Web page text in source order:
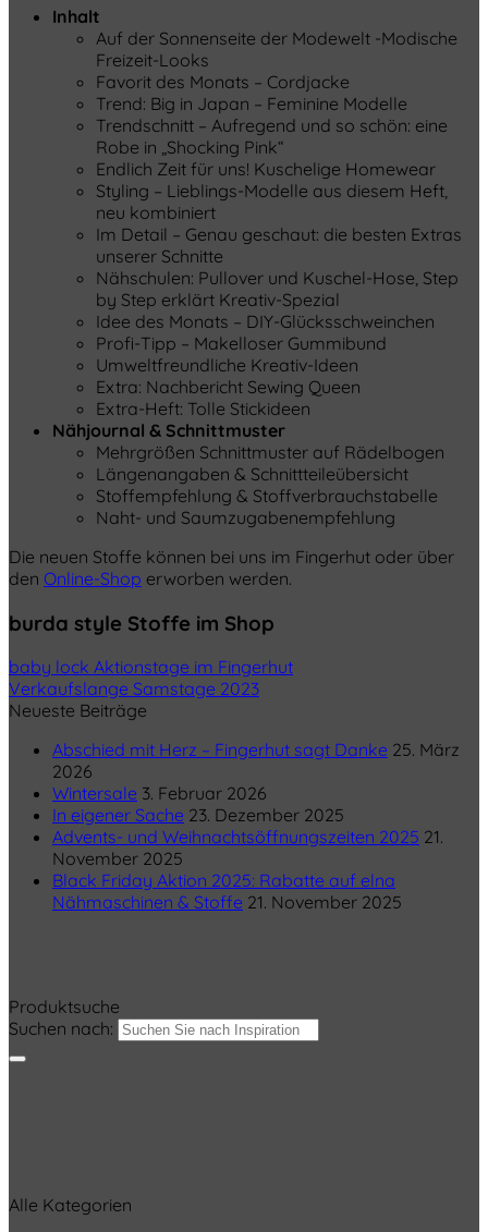
Inhalt
Auf der Sonnenseite der Modewelt -Modische
Freizeit-Looks
Favorit des Monats – Cordjacke
Trend: Big in Japan – Feminine Modelle
Trendschnitt – Aufregend und so schön: eine
Robe in „Shocking Pink“
Endlich Zeit für uns! Kuschelige Homewear
Styling – Lieblings-Modelle aus diesem Heft,
neu kombiniert
Im Detail – Genau geschaut: die besten Extras
unserer Schnitte
Nähschulen: Pullover und Kuschel-Hose, Step
by Step erklärt Kreativ-Spezial
Idee des Monats – DIY-Glücksschweinchen
Profi-Tipp – Makelloser Gummibund
Umweltfreundliche Kreativ-Ideen
Extra: Nachbericht Sewing Queen
Extra-Heft: Tolle Stickideen
Nähjournal & Schnittmuster
Mehrgrößen Schnittmuster auf Rädelbogen
Längenangaben & Schnittteileübersicht
Stoffempfehlung & Stoffverbrauchstabelle
Naht- und Saumzugabenempfehlung
Die neuen Stoffe können bei uns im Fingerhut oder über
den Online-Shop erworben werden.
burda style Stoffe im Shop
baby lock Aktionstage im Fingerhut
Verkaufslange Samstage 2023
Neueste Beiträge
Abschied mit Herz – Fingerhut sagt Danke 25. März
2026
Wintersale 3. Februar 2026
In eigener Sache 23. Dezember 2025
Advents- und Weihnachtsöffnungszeiten 2025 21.
November 2025
Black Friday Aktion 2025: Rabatte auf elna
Nähmaschinen & Stoffe 21. November 2025
Produktsuche
Suchen nach:
Alle Kategorien